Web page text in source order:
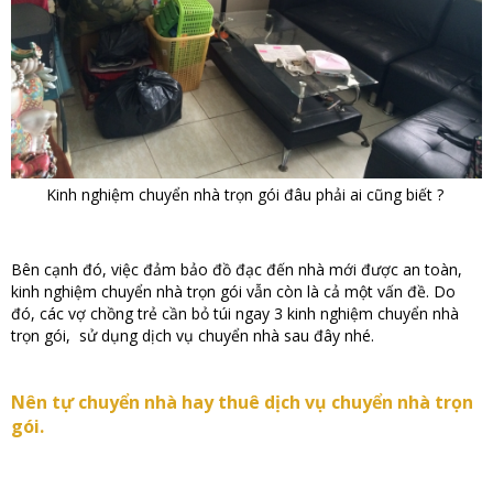
Kinh nghiệm chuyển nhà trọn gói đâu phải ai cũng biết ?
Bên cạnh đó, việc đảm bảo đồ đạc đến nhà mới được an toàn,
kinh nghiệm chuyển nhà trọn gói vẫn còn là cả một vấn đề. Do
đó, các vợ chồng trẻ cần bỏ túi ngay 3 kinh nghiệm chuyển nhà
trọn gói, sử dụng dịch vụ chuyển nhà sau đây nhé.
Nên tự chuyển nhà hay thuê dịch vụ chuyển nhà trọn
gói.